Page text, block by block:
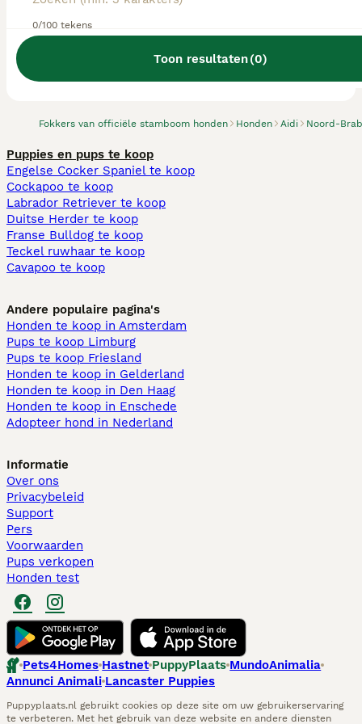
0/100 tekens
Toon resultaten(0)
Fokkers van officiële stamboom honden Honden Aidi Noord-
We hebben 0 Aidi fokkers, Goirle gevonden.
Probeer op Honden te zoeken
Puppies en pups te koop
Engelse Cocker Spaniel te koop
Cockapoo te koop
Labrador Retriever te koop
Duitse Herder te koop
Franse Bulldog te koop
Teckel ruwhaar te koop
Cavapoo te koop
Andere populaire pagina's
Honden te koop in Amsterdam
Pups te koop Limburg​
Pups te koop Friesland​
Honden te koop in Gelderland
Honden te koop in Den Haag
Honden te koop in Enschede
Adopteer hond in Nederland
Informatie
Over ons
Privacybeleid
Support
Pers
Voorwaarden
Pups verkopen
Honden test
Pets4Homes Hastnet PuppyPlaats MundoAnimalia
Annunci Animali Lancaster Puppies
Puppyplaats.nl gebruikt cookies op deze site om uw gebruikerservaring
te verbeteren. Met het gebruik van deze website en andere diensten